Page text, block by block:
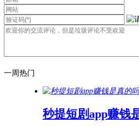
一周热门
秒提短剧app赚钱